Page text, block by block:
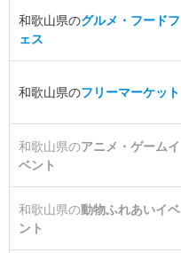
和歌山県のグルメ・フードフ
ェス
和歌山県のフリーマーケット
和歌山県のアニメ・ゲームイ
ベント
和歌山県の動物ふれあいイベ
ント